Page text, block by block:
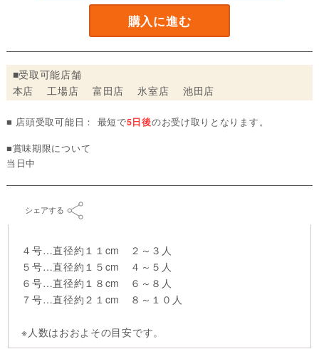
購入に進む
■受取可能店舗
本店 工場店 富田店 氷室店 池田店
■ 店頭受取可能日： 最短で5日後のお受け取りとなります。
■賞味期限について
当日中
シェアする
４号…直径約１１cm ２～３人
５号…直径約１５cm ４～５人
６号…直径約１８cm ６～８人
７号…直径約２１cm ８～１０人
※人数はおおよその目安です。